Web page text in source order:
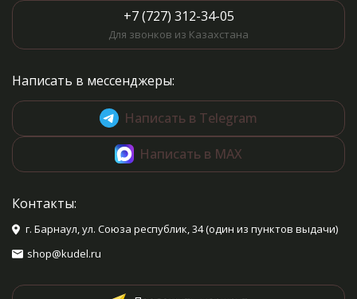
+7 (727) 312-34-05
Для звонков из Казахстана
Написать в мессенджеры:
Написать в Telegram
Написать в MAX
Контакты:
г. Барнаул, ул. Союза республик, 34 (один из пунктов выдачи)
shop@kudel.ru